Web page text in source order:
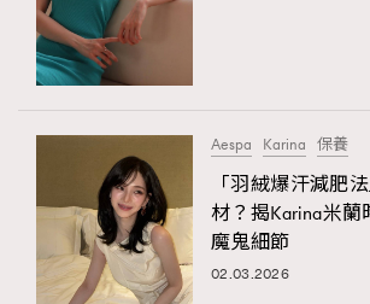
FigaroHub
FigaroIcon
FigaroInsight 156
FigaroIssue
FigaroJewellery
法國五月French May專訪四位香港
Aespa ​​Karina 保養
「羽絨爆汗減肥
材？揭Karina米
魔鬼細節
02.03.2026